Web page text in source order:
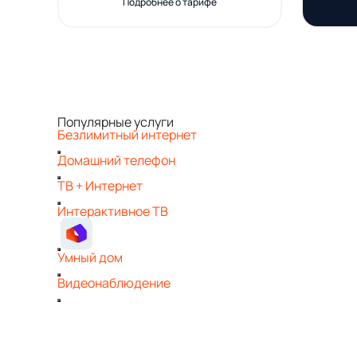
Популярные услуги
Безлимитный интернет
Домашний телефон
ТВ + Интернет
Интерактивное ТВ
Умный дом
Видеонаблюдение